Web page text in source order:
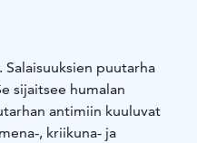
puutarha
sijaitsee humalan
antimiin kuuluvat
, kriikuna- ja